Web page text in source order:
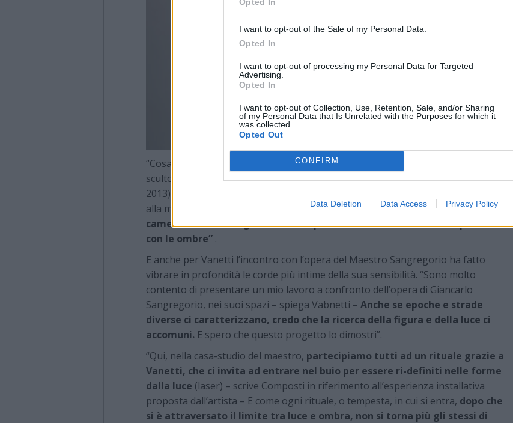
I want to opt-out of the Sale of my Personal Data.
Opted In
I want to opt-out of processing my Personal Data for Targeted
Advertising.
Opted In
I want to opt-out of Collection, Use, Retention, Sale, and/or Sharing
of my Personal Data that Is Unrelated with the Purposes for which it
was collected.
Opted Out
CONFIRM
Data Deletion Data Access Privacy Policy
“Cosa unisce, in un dialogo apparentemente azzardato, un fotografo ed uno
scultore, distanti non solo per generazione, come Giancarlo Sangregorio (1925 –
2013) e Giacomo Vanetti, classe 1974? – chiede Composti nel testo intreoduttivo
alla mostra – L’uso della luce.
Come il fascio luminoso rivela le immagini in
camera oscura, così gioca con le superfici delle sculture, creando profondità
con le ombre” .
E anche per Vanetti l’incontro con l’opera del Maestro Sangregorio ha fatto
vibrare in profondità le corde più intime della sua sensibilità. “Sono molto
contento di presentare un mio lavoro a confronto dell’opera di Giancarlo
Sangregorio, nei suoi spazi – spiega Vabnetti – Anche se epoche e strade
diverse ci caratterizzano, credo che la ricerca della figura e della luce ci
accomuni. E spero che questo progetto lo dimostri”.
“Qui, nella casa-studio del maestro, partecipiamo tutti ad un rituale grazie a
Vanetti, che ci invita ad entrare nel buio per essere ri-definiti nelle forme
dalla luce (laser) – scrive Composti in riferimento all’esperienza installativa
proposta dall’artista – E come ogni rituale, o tempesta, in cui si entra, dopo che
si è attraversato il limite tra luce e ombra, non si torna più gli stessi di